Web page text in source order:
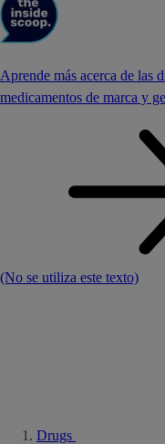
Aprende más acerca de las
medicamentos de marca y
(No se utiliza este texto)
Drugs